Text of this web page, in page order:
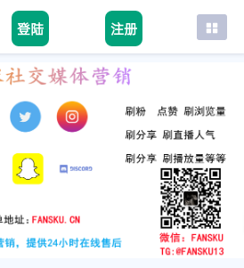
登陆 注册
首页
tiktok
youtube
instagram